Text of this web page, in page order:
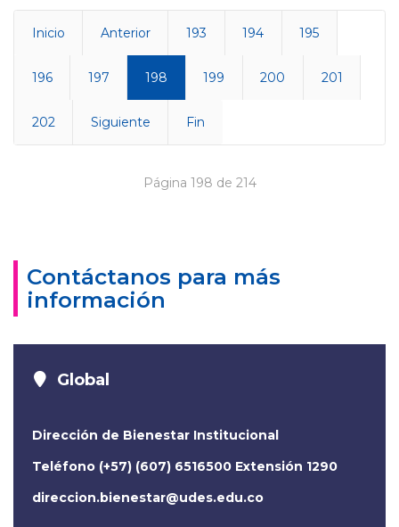
Inicio Anterior 193 194 195
196 197 198 199 200 201
202 Siguiente Fin
Página 198 de 214
Contáctanos para más
información
Global
Dirección de Bienestar Institucional
Teléfono (+57) (607) 6516500 Extensión 1290
direccion.bienestar@udes.edu.co